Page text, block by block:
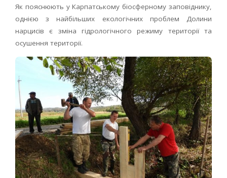
Як пояснюють у Карпатському біосферному заповіднику,
однією з найбільших екологічних проблем Долини
нарцисів є зміна гідрологічного режиму території та
осушення території.